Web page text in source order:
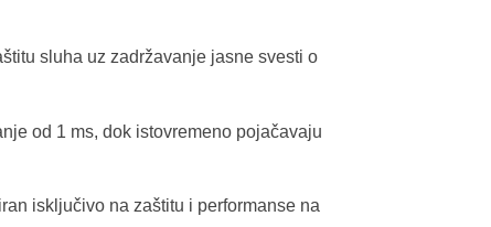
sluha uz zadržavanje jasne svesti o
od 1 ms, dok istovremeno pojačavaju
isključivo na zaštitu i performanse na